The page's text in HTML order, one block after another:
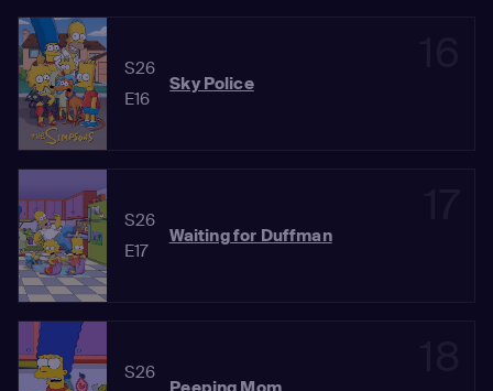
S26
E16
Sky Police
S26
E17
Waiting for Duffman
S26